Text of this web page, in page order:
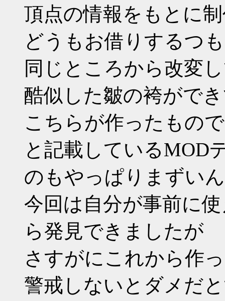
頂点の情報をもとに
どうもお借りするつ
同じところから改変
酷似した皺の袴がで
こちらが作ったもの
と記載しているMOD
のもやっぱりまずい
今回は自分が事前に
ら発見できましたが
さすがにこれから作
警戒しないとダメだ